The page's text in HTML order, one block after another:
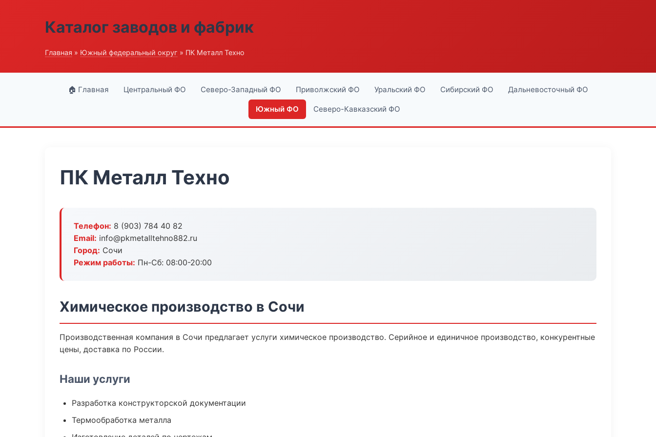
Каталог заводов и фабрик
Главная » Южный федеральный округ » ПК Металл Техно
🏠 Главная Центральный ФО Северо-Западный ФО Приволжский ФО Уральский ФО Сибирский ФО Дальневосточный ФО
Южный ФО Северо-Кавказский ФО
ПК Металл Техно
Телефон: 8 (903) 784 40 82
Email: info@pkmetalltehno882.ru
Город: Сочи
Режим работы: Пн-Сб: 08:00-20:00
Химическое производство в Сочи
Производственная компания в Сочи предлагает услуги химическое производство. Серийное и единичное производство, конкурентные
цены, доставка по России.
Наши услуги
Разработка конструкторской документации
Термообработка металла